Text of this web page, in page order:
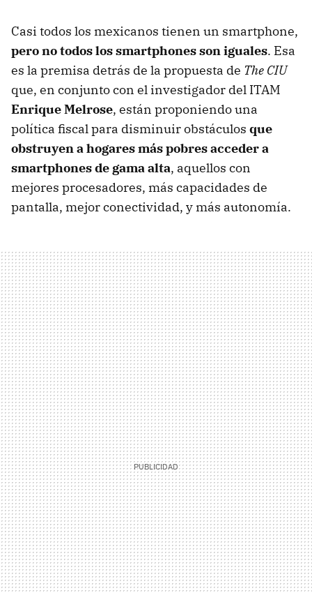
Casi todos los mexicanos tienen un smartphone,
pero no todos los smartphones son iguales. Esa
es la premisa detrás de la propuesta de The CIU
que, en conjunto con el investigador del ITAM
Enrique Melrose, están proponiendo una
política fiscal para disminuir obstáculos que
obstruyen a hogares más pobres acceder a
smartphones de gama alta, aquellos con
mejores procesadores, más capacidades de
pantalla, mejor conectividad, y más autonomía.